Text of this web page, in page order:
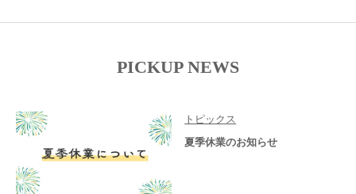
PICKUP NEWS
トピックス
夏季休業のお知らせ